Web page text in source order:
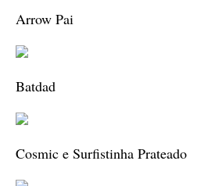
Arrow Pai
Batdad
Cosmic e Surfistinha Prateado